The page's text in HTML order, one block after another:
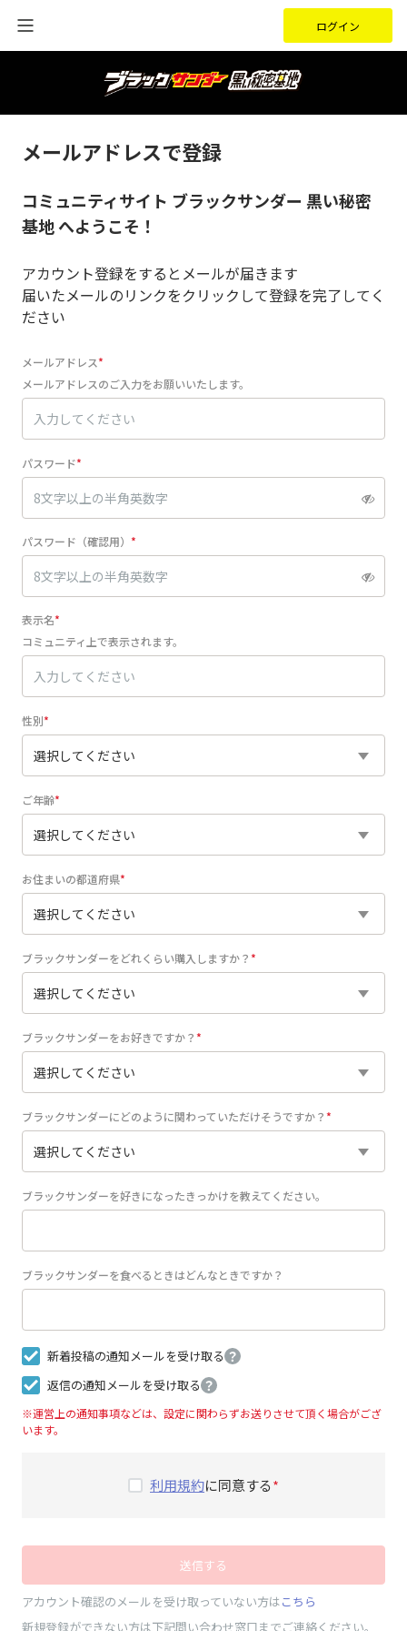
ログイン
メールアドレスで登録
コミュニティサイト ブラックサンダー 黒い秘密
基地 へようこそ！
アカウント登録をするとメールが届きます
届いたメールのリンクをクリックして登録を完了してく
ださい
メールアドレス
メールアドレスのご入力をお願いいたします。
パスワード
パスワード（確認用）
表示名
コミュニティ上で表示されます。
性別
ご年齢
お住まいの都道府県
ブラックサンダーをどれくらい購入しますか？
ブラックサンダーをお好きですか？
ブラックサンダーにどのように関わっていただけそうですか？
ブラックサンダーを好きになったきっかけを教えてください。
ブラックサンダーを食べるときはどんなときですか？
新着投稿の通知メールを受け取る ？
返信の通知メールを受け取る ？
※運営上の通知事項などは、設定に関わらずお送りさせて頂く場合がござ
います。
利用規約に同意する
送信する
アカウント確認のメールを受け取っていない方はこちら
新規登録ができない方は下記問い合わせ窓口までご連絡ください。